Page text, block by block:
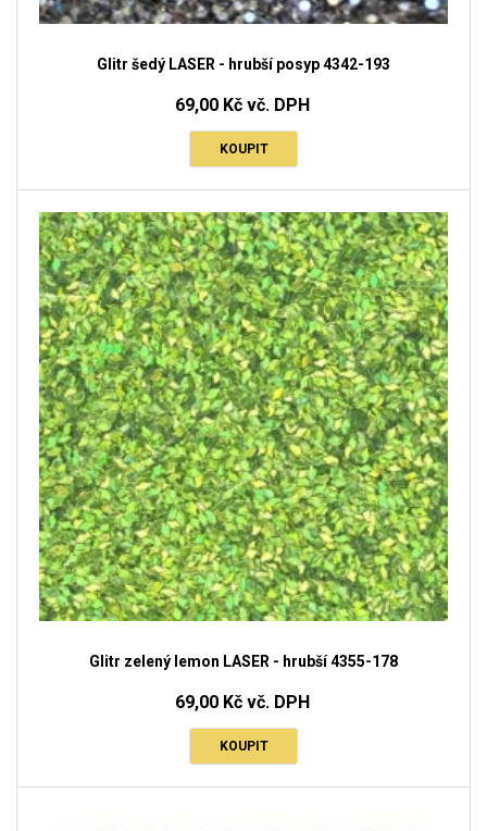
Glitr šedý LASER - hrubší posyp 4342-193
69,00 Kč vč. DPH
KOUPIT
Glitr zelený lemon LASER - hrubší 4355-178
69,00 Kč vč. DPH
KOUPIT